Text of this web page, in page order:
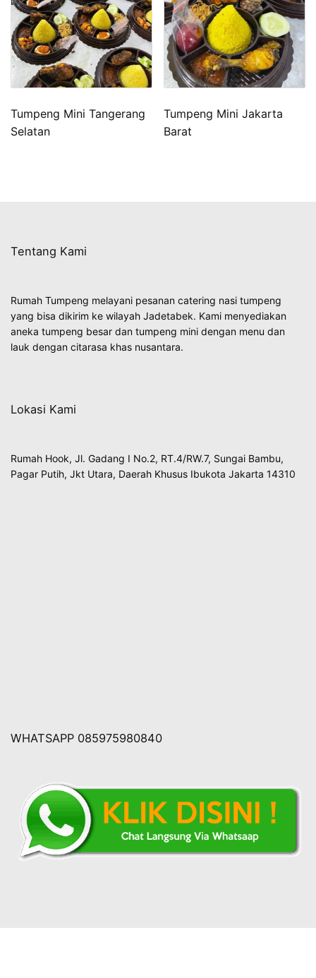
Tumpeng Mini Tangerang
Selatan
Tumpeng Mini Jakarta
Barat
Tentang Kami
Rumah Tumpeng melayani pesanan catering nasi tumpeng
yang bisa dikirim ke wilayah Jadetabek. Kami menyediakan
aneka tumpeng besar dan tumpeng mini dengan menu dan
lauk dengan citarasa khas nusantara.
Lokasi Kami
Rumah Hook, Jl. Gadang I No.2, RT.4/RW.7, Sungai Bambu,
Pagar Putih, Jkt Utara, Daerah Khusus Ibukota Jakarta 14310
WHATSAPP 085975980840